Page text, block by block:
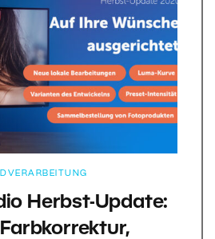
Herbst-Update: